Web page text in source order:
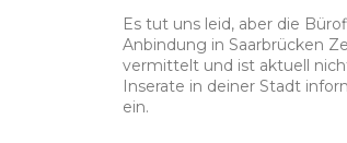
Es tut uns leid, aber die
Anbindung in Saarbrücken
vermittelt und ist aktuell
Inserate in deiner Stadt
ein.